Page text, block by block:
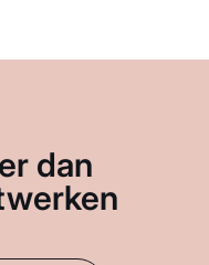
dan